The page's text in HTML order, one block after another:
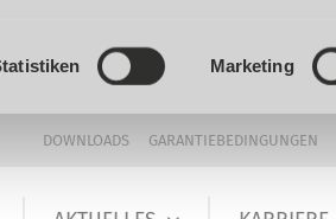
Marketing
DOWNLOADS GARANTIEBEDINGUNGEN